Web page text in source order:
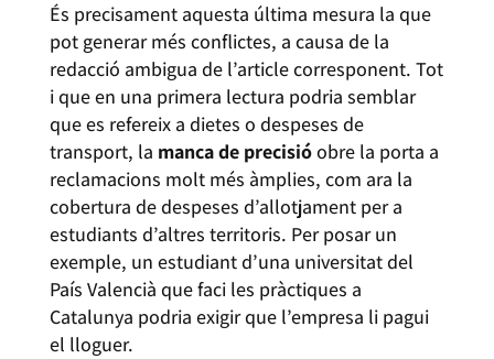
És precisament aquesta última mesura la que
pot generar més conflictes, a causa de la
redacció ambigua de l’article corresponent. Tot
i que en una primera lectura podria semblar
que es refereix a dietes o despeses de
transport, la manca de precisióobre la porta a
reclamacions molt més àmplies, com ara la
cobertura de despeses d’allotjament per a
estudiants d’altres territoris. Per posar un
exemple, un estudiant d’una universitat del
País Valencià que faci les pràctiques a
Catalunya podria exigir que l’empresa li pagui
el lloguer.